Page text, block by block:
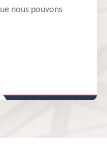
nous pouvons